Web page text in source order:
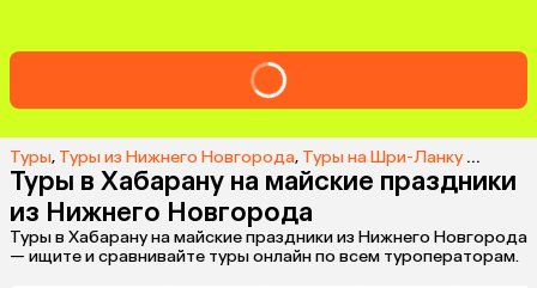
Туры, Туры из Нижнего Новгорода, Туры на Шри-Ланку из Нижнего Новгорода
Туры в Хабарану на майские праздники
из Нижнего Новгорода
Туры в Хабарану на майские праздники из Нижнего Новгорода
— ищите и сравнивайте туры онлайн по всем туроператорам.